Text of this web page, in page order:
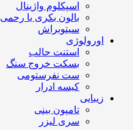
اسپکلوم واژینال
بالون بکری یا رحمی
سیتوبراش
اورولوژی
استنت حالب
بسکت خروج سنگ
ست نفرستومی
کیسه ادرار
زیبایی
تامپون بینی
سری لیزر